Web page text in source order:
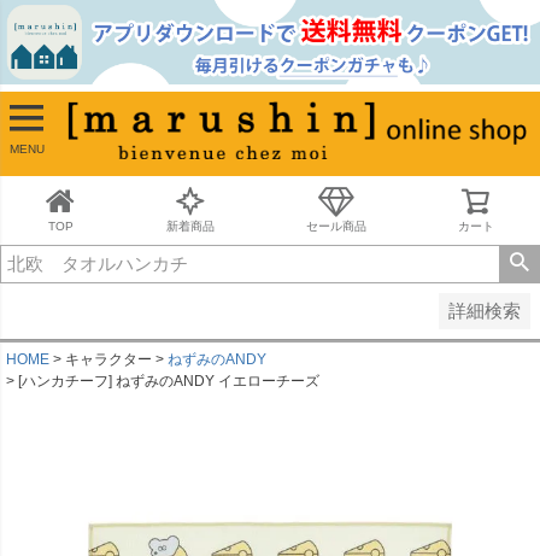
MENU
TOP 新着商品 セール商品 カート
詳細検索
並び順
新着順
古い順
価格が安い順
価格が高い順
キーワードヒット順
HOME キャラクター
ねずみのANDY
[ハンカチーフ] ねずみのANDY イエローチーズ